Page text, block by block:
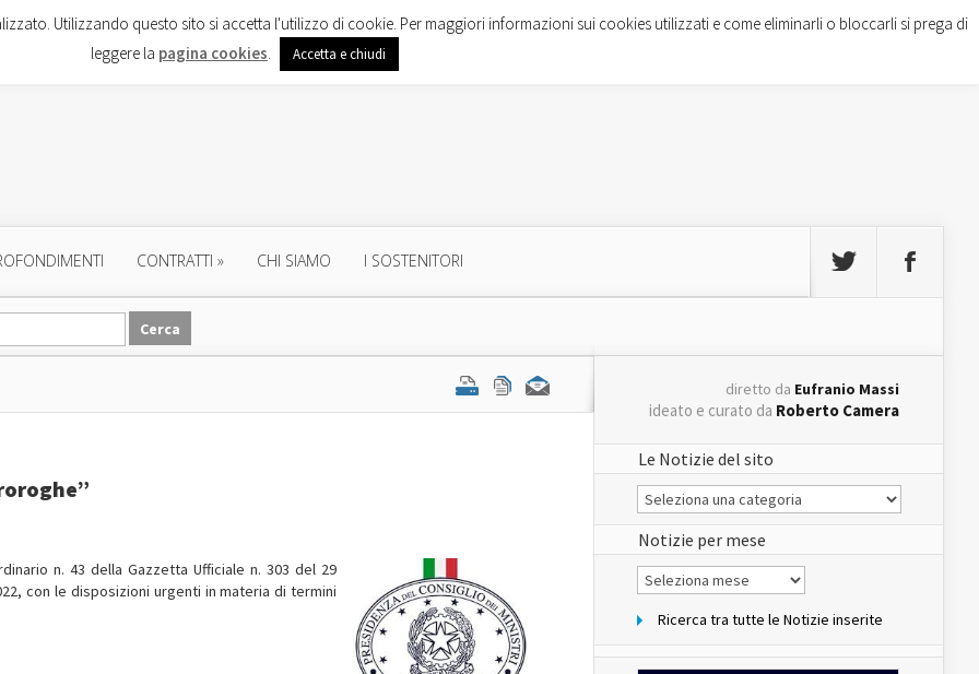
CONTRATTI » CHI SIAMO I SOSTENITORI
n. 43 della Gazzetta Ufficiale n. 303 del 29
con le disposizioni urgenti in materia di termini
diretto da Eufranio Massi
ideato e curato da Roberto Camera
Le Notizie del sito
Le
Notizie
del
sito
Notizie per mese
Notizie
per
Ricerca tra tutte le Notizie inserite
Utilizzando questo sito si accetta l'utilizzo di cookie. Per maggiori informazioni sui cookies utilizzati e come eliminarli o bloccarli si prega di
leggere la pagina cookies. Accetta e chiudi